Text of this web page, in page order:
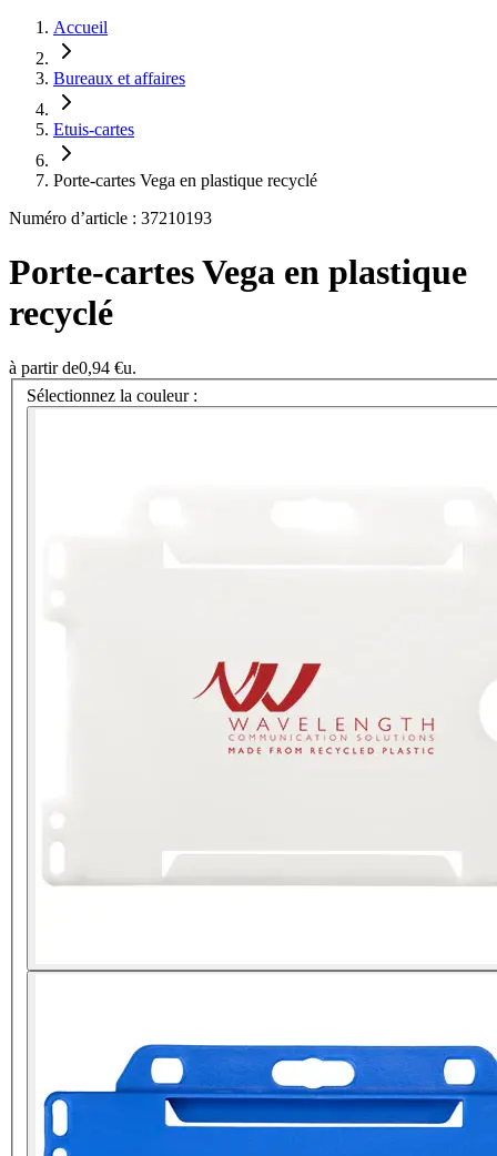
Accueil
Bureaux et affaires
Etuis-cartes
Porte-cartes Vega en plastique recyclé
Numéro d’article : 37210193
Porte-cartes Vega en plastique
recyclé
à partir de0,94 €u.
Sélectionnez la couleur :